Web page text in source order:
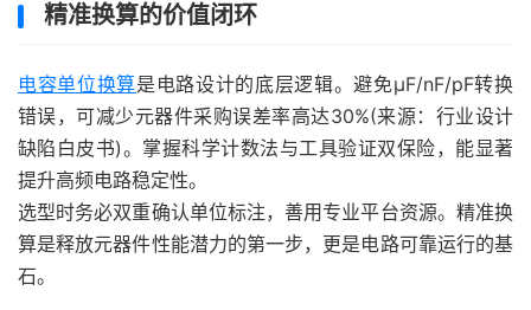
精准换算的价值闭环
电容单位换算是电路设计的底层逻辑。避免μF/nF/pF转换
错误，可减少元器件采购误差率高达30%(来源：行业设计
缺陷白皮书)。掌握科学计数法与工具验证双保险，能显著
提升高频电路稳定性。
选型时务必双重确认单位标注，善用专业平台资源。精准换
算是释放元器件性能潜力的第一步，更是电路可靠运行的基
石。